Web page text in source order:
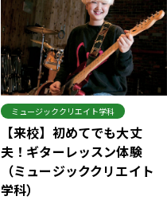
ミュージッククリエイト学科
【来校】初めてでも大丈
夫！ギターレッスン体験
（ミュージッククリエイト
学科）